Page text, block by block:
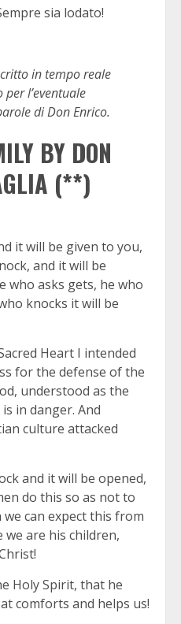
sia lodato!
in tempo reale
l’eventuale
di Don Enrico.
BY DON
(**)
it will be given to you,
and it will be
who asks gets, he who
knocks it will be
Heart I intended
for the defense of the
understood as the
in danger. And
culture attacked
and it will be opened,
do this so as not to
can expect this from
we are his children,
Holy Spirit, that he
comforts and helps us!